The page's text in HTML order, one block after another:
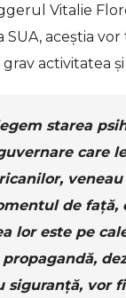
Vitalie
aceștia
activitatea
starea
care
de
lor este pe
siguranță,